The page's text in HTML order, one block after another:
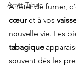
Arrêt Tabac
Arrêter de fumer,
cœur et à vos
nouvelle vie. Les
tabagique
souvent dès les